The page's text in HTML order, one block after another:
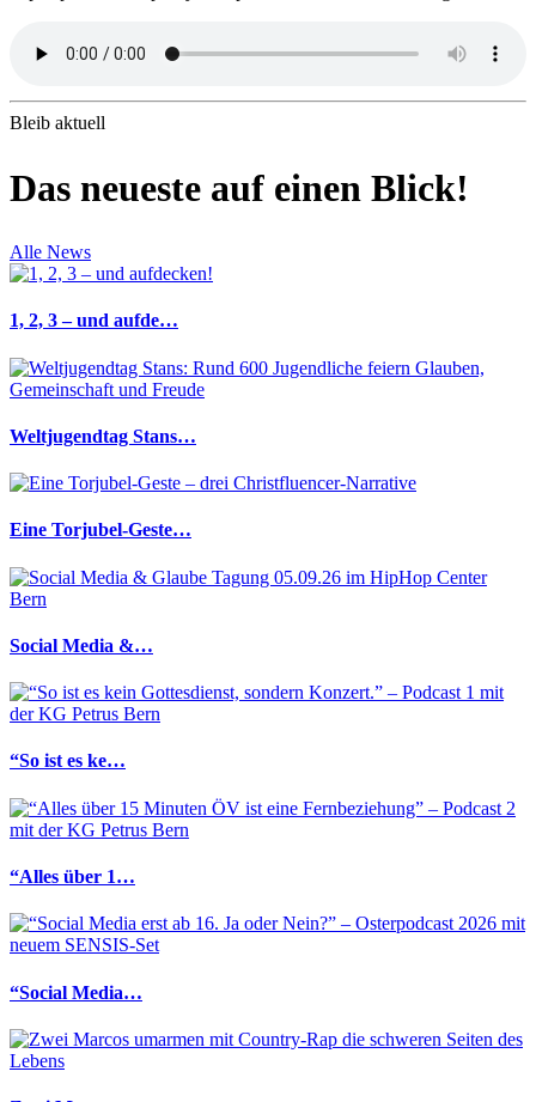
Bleib aktuell
Das neueste auf einen Blick!
Alle News
1, 2, 3 – und aufde…
Weltjugendtag Stans…
Eine Torjubel-Geste…
Social Media &…
“So ist es ke…
“Alles über 1…
“Social Media…